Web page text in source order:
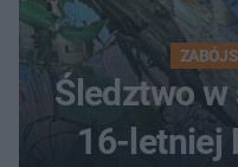
Śledztwo
16-letniej